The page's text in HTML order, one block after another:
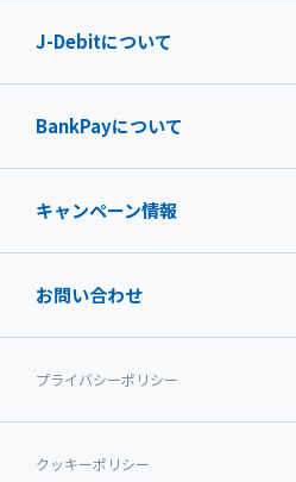
J-Debitについて
BankPayについて
キャンペーン情報
お問い合わせ
プライバシーポリシー
クッキーポリシー